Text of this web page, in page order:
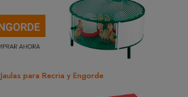
Jaulas para Recria y Engorde